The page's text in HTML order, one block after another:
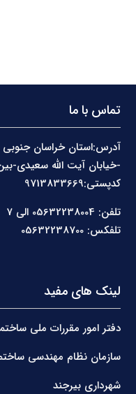
تماس با ما
آدرس:استان خراسان
کدپستی:9713833669
تلفن: 05632238004 الی 7
تلفکس: 05632238700
لینک های مفید
دفتر امور مقررات ملی
سازمان نظام مهندسی
شهرداری بیرجند